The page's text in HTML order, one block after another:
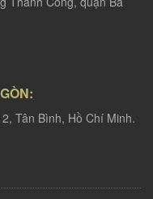
Tân Bình, Hồ Chí Minh.